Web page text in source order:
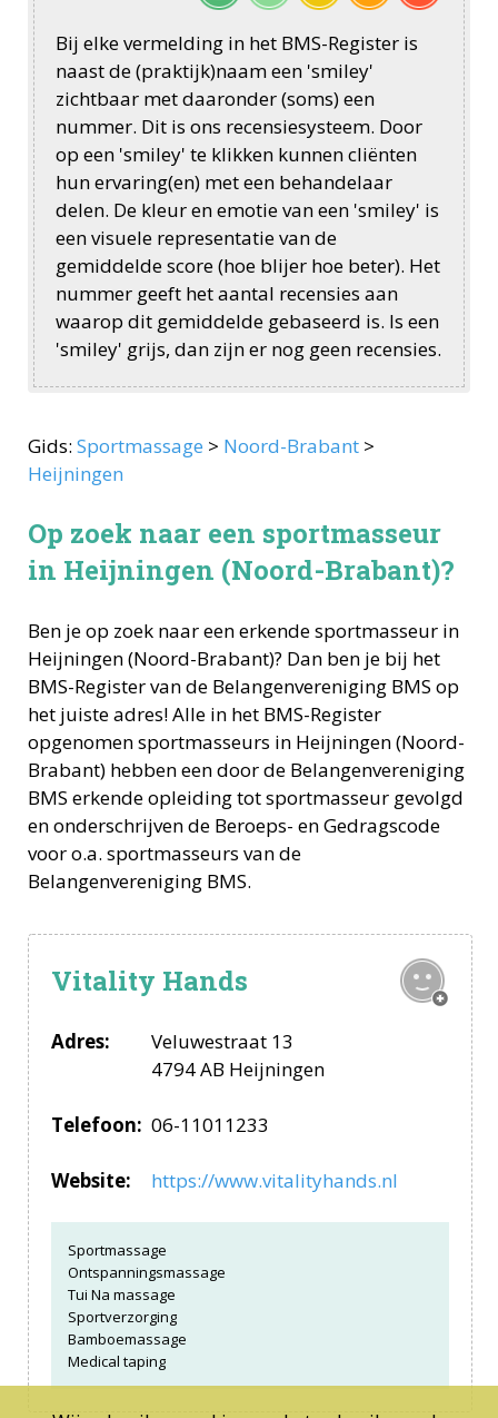
Bij elke vermelding in het BMS-Register is
naast de (praktijk)naam een 'smiley'
zichtbaar met daaronder (soms) een
nummer. Dit is ons recensiesysteem. Door
op een 'smiley' te klikken kunnen cliënten
hun ervaring(en) met een behandelaar
delen. De kleur en emotie van een 'smiley' is
een visuele representatie van de
gemiddelde score (hoe blijer hoe beter). Het
nummer geeft het aantal recensies aan
waarop dit gemiddelde gebaseerd is. Is een
'smiley' grijs, dan zijn er nog geen recensies.
Gids: Sportmassage > Noord-Brabant >
Heijningen
Op zoek naar een sportmasseur
in Heijningen (Noord-Brabant)?
Ben je op zoek naar een erkendesportmasseur in
Heijningen(Noord-Brabant)? Dan ben je bij het
BMS-Register van de Belangenvereniging BMS op
het juiste adres! Alle in het BMS-Register
opgenomensportmasseurs in Heijningen(Noord-
Brabant) hebben een door de Belangenvereniging
BMS erkende opleiding totsportmasseur gevolgd
en onderschrijven de Beroeps- en Gedragscode
voor o.a. sportmasseurs van de
Belangenvereniging BMS.
Vitality Hands
Adres:
Veluwestraat 13
4794 AB Heijningen
Telefoon: 06-11011233
Website: https://www.vitalityhands.nl
Sportmassage
Ontspanningsmassage
Tui Na massage
Sportverzorging
Bamboemassage
Medical taping